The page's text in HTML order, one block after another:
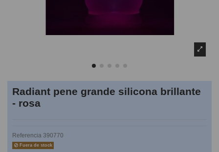
Radiant pene grande silicona brillante
- rosa
Referencia 390770
Fuera de stock